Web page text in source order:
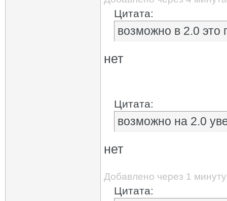
Цитата:
возможно в 2.0 это
нет
Цитата:
возможно на 2.0
нет
Добавлено через 1 минуту
Цитата: